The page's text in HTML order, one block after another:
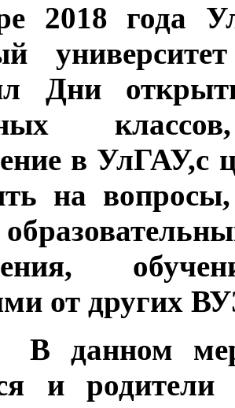
2018 года
Дни
в УлГАУ,с
на
от других
и родители